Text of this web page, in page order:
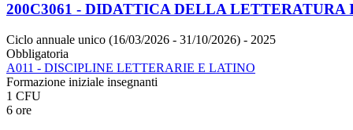
200C3061 - DIDATTICA DELLA
Ciclo annuale unico (16/03/2026 - 31/10/2026) - 2025
Obbligatoria
A011 - DISCIPLINE LETTERARIE E LATINO
Formazione iniziale insegnanti
1 CFU
6 ore